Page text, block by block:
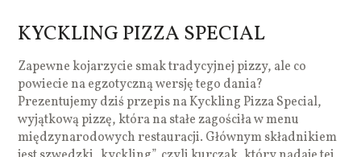
KYCKLING PIZZA SPECIAL
Zapewne kojarzycie smak tradycyjnej pizzy, ale co
powiecie na egzotyczną wersję tego dania?
Prezentujemy dziś przepis na Kyckling Pizza Special,
wyjątkową pizzę, która na stałe zagościła w menu
międzynarodowych restauracji. Głównym składnikiem